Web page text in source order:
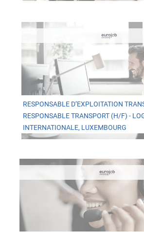
RESPONSABLE D’EXPLOITATION
RESPONSABLE TRANSPORT (H/F) -
INTERNATIONALE, LUXEMBOURG